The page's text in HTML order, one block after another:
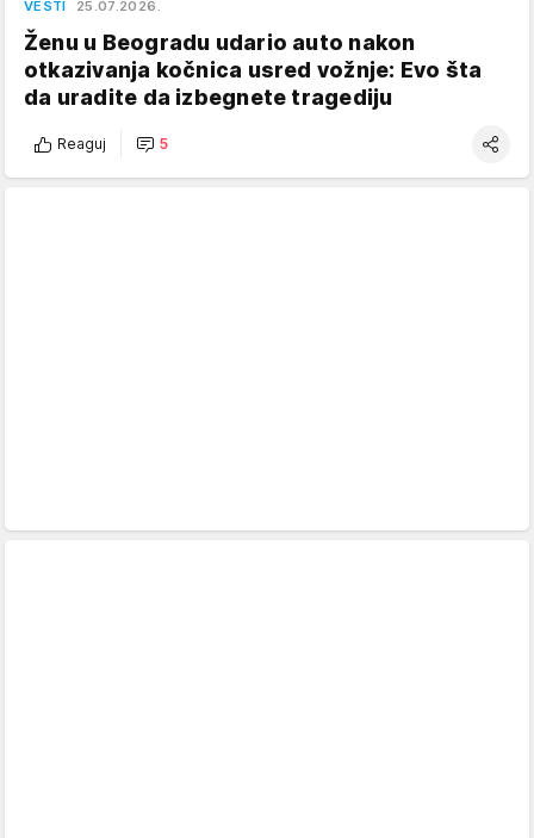
VESTI 25.07.2026.
Ženu u Beogradu udario auto nakon
otkazivanja kočnica usred vožnje: Evo šta
da uradite da izbegnete tragediju
Reaguj 5